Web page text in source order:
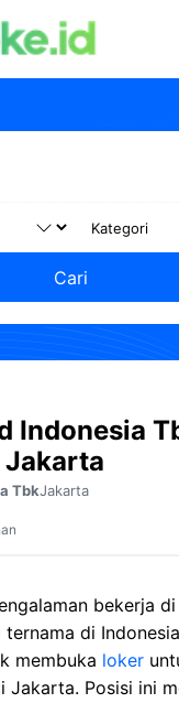
Cari
Indonesia
Jakarta
TbkJakarta
bekerja
di
membuka loker
Jakarta. Posisi ini